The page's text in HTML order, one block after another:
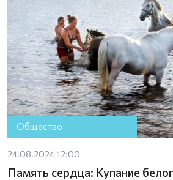
Общество
24.08.2024 12:00
Память сердца: Купание